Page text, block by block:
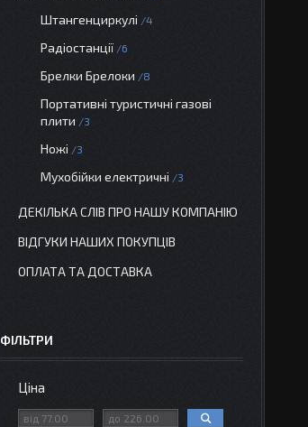
Штангенциркулі 4
Радіостанції 6
Брелки Брелоки 8
Портативні туристичні газові
плити
3
Ножі 3
Мухобійки електричні 3
ДЕКІЛЬКА СЛІВ ПРО НАШУ КОМПАНІЮ
ВІДГУКИ НАШИХ ПОКУПЦІВ
ОПЛАТА ТА ДОСТАВКА
ФІЛЬТРИ
Ціна